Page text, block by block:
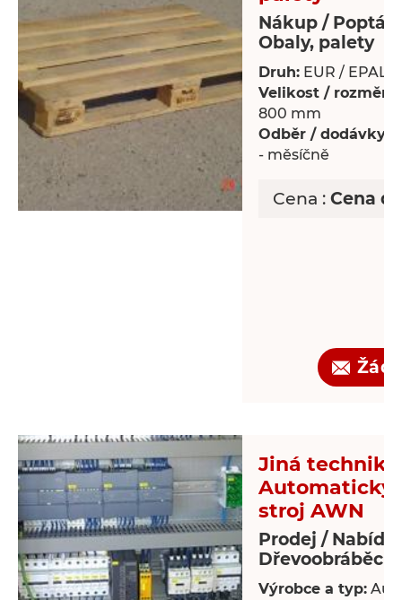
Nákup /
Obaly, palety
Druh: EUR / EPAL
Velikost / rozměry:
800 mm
Odběr / dodávky:
- měsíčně
Cena : Cena
Jiná technika
Automatický
stroj AWN
Prodej /
Dřevoobráběcí
Výrobce a typ: